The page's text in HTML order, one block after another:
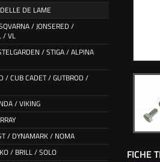
DE LAME
/ JONSERED /
/ VL
/ STIGA / ALPINA
/ CUB CADET / GUTBROD /
/ VIKING
/ DYNAMARK / NOMA
/ BRILL / SOLO
FICHE